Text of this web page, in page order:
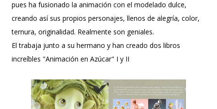
pues ha fusionado la animación con el modelado dulce,
creando así sus propios personajes, llenos de alegría, color,
ternura, originalidad. Realmente son geniales.
El trabaja junto a su hermano y han creado dos libros
increíbles "Animación en Azúcar" I y II